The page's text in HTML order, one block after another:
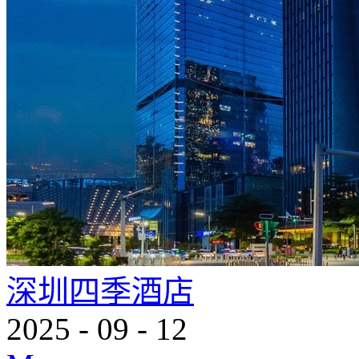
深圳四季酒店
2025 - 09 - 12